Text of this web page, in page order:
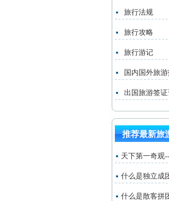
旅行法规
旅行攻略
旅行游记
国内国外旅
出国旅游签
推荐最新旅
天下第一奇观
什么是独立成
什么是散客拼